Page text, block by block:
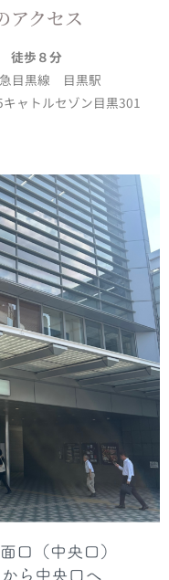
アクセス
徒歩８分
目黒線 目黒駅
ャトルセゾン目黒301